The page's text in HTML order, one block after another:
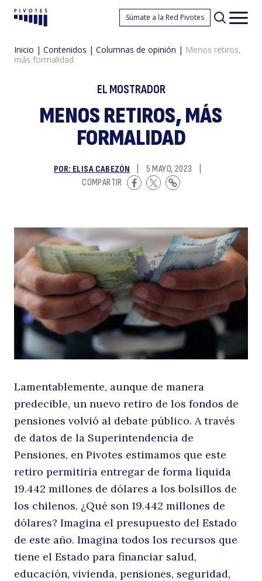
Pivotes Súmate a la Red Pivotes
Inicio | Contenidos | Columnas de opinión | Menos retiros,
más formalidad
EL MOSTRADOR
MENOS RETIROS, MÁS
FORMALIDAD
POR: ELISA CABEZÓN 5 MAYO, 2023
COMPARTIR
Lamentablemente, aunque de manera
predecible, un nuevo retiro de los fondos de
pensiones volvió al debate público. A través
de datos de la Superintendencia de
Pensiones, en Pivotes estimamos que este
retiro permitiría entregar de forma líquida
19.442 millones de dólares a los bolsillos de
los chilenos. ¿Qué son 19.442 millones de
dólares? Imagina el presupuesto del Estado
de este año. Imagina todos los recursos que
tiene el Estado para financiar salud,
educación, vivienda, pensiones, seguridad,